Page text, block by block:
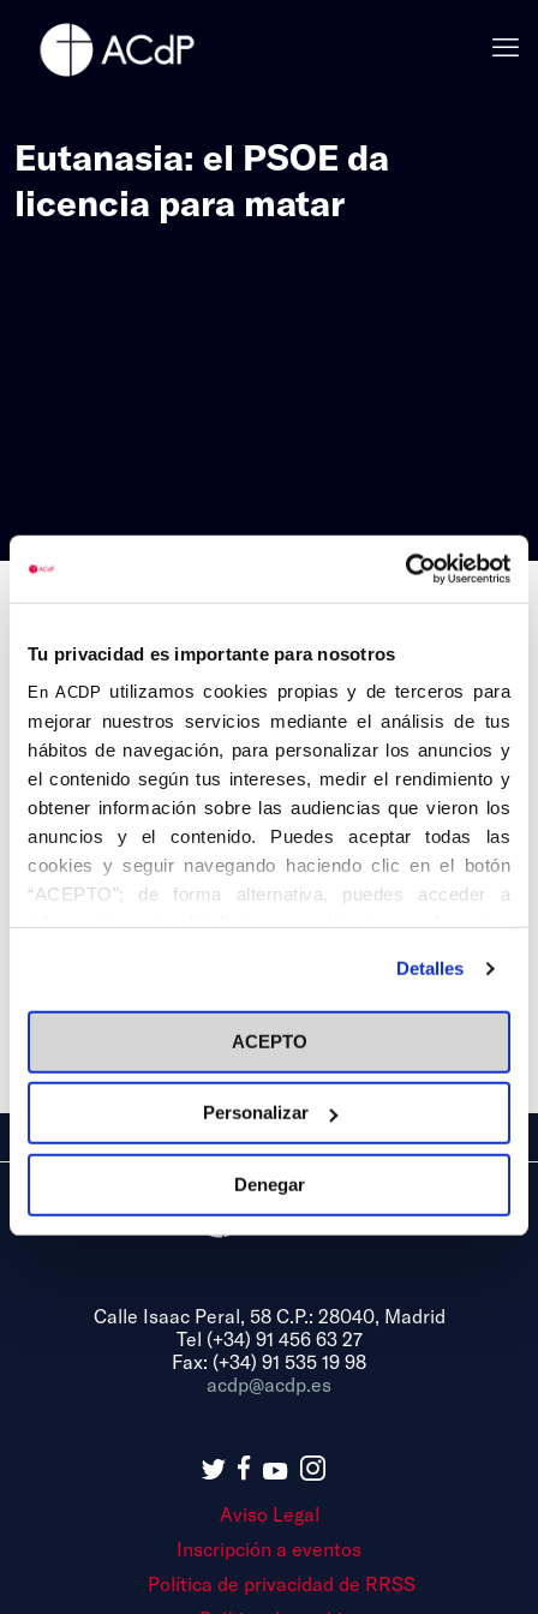
Tu privacidad es importante para nosotros
En ACDP utilizamos cookies propias y de terceros para
mejorar nuestros servicios mediante el análisis de tus
hábitos de navegación, para personalizar los anuncios y
el contenido según tus intereses, medir el rendimiento y
obtener información sobre las audiencias que vieron los
anuncios y el contenido. Puedes aceptar todas las
cookies y seguir navegando haciendo clic en el botón
“ACEPTO”; de forma alternativa, puedes acceder a
información más detallada y cambiar tus preferencias
en el botón "Personalizar". Para más información puedes
visitar nuestra Política de Cookies
Detalles
ACEPTO
Personalizar
Denegar
Eutanasia: el PSOE da
licencia para matar
Calle Isaac Peral, 58 C.P.: 28040, Madrid
Tel (+34) 91 456 63 27
Fax: (+34) 91 535 19 98
acdp@acdp.es
Aviso Legal
Inscripción a eventos
Política de privacidad de RRSS